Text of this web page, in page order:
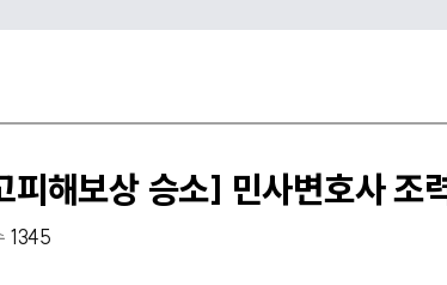
피해보상 승소] 민사변호사 조
1345